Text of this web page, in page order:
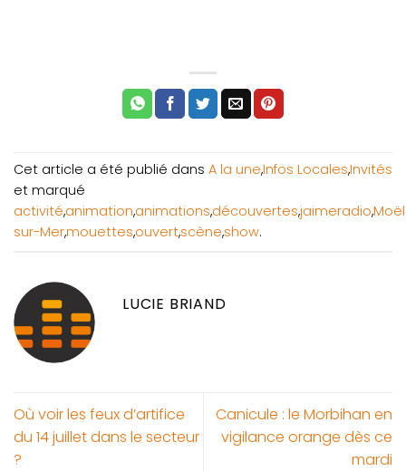
Cet article a été publié dans A la une,Infos Locales,Invités
et marqué
activité,animation,animations,découvertes,jaimeradio,
sur-Mer,mouettes,ouvert,scène,show.
LUCIE BRIAND
Où voir les feux d’artifice
du 14 juillet dans le secteur
?
Canicule : le Morbihan en
vigilance orange dès ce
mardi